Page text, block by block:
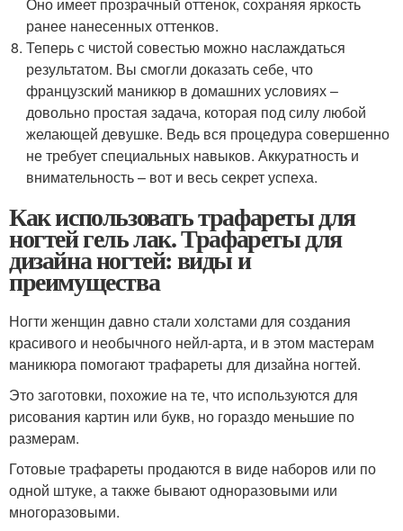
Оно имеет прозрачный оттенок, сохраняя яркость
ранее нанесенных оттенков.
Теперь с чистой совестью можно наслаждаться
результатом. Вы смогли доказать себе, что
французский маникюр в домашних условиях –
довольно простая задача, которая под силу любой
желающей девушке. Ведь вся процедура совершенно
не требует специальных навыков. Аккуратность и
внимательность – вот и весь секрет успеха.
Как использовать трафареты для
ногтей гель лак. Трафареты для
дизайна ногтей: виды и
преимущества
Ногти женщин давно стали холстами для создания
красивого и необычного нейл-арта, и в этом мастерам
маникюра помогают трафареты для дизайна ногтей.
Это заготовки, похожие на те, что используются для
рисования картин или букв, но гораздо меньшие по
размерам.
Готовые трафареты продаются в виде наборов или по
одной штуке, а также бывают одноразовыми или
многоразовыми.